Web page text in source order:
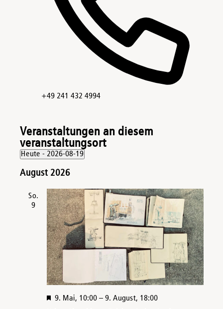
Telefon
+49 241 432 4994
Veranstaltungen an diesem
veranstaltungsort
Heute - 2026-08-19
wählen.
August 2026
So.
9
Hervorgehoben
9. Mai, 10:00– 9. August, 18:00